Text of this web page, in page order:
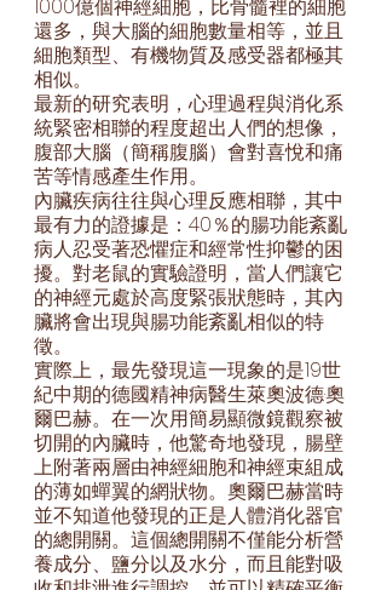
1000億個神經細胞，比骨髓裡的細胞
還多，與大腦的細胞數量相等，並且
細胞類型、有機物質及感受器都極其
相似。
最新的研究表明，心理過程與消化系
統緊密相聯的程度超出人們的想像，
腹部大腦（簡稱腹腦）會對喜悅和痛
苦等情感產生作用。
內臟疾病往往與心理反應相聯，其中
最有力的證據是：40％的腸功能紊亂
病人忍受著恐懼症和經常性抑鬱的困
擾。對老鼠的實驗證明，當人們讓它
的神經元處於高度緊張狀態時，其內
臟將會出現與腸功能紊亂相似的特
徵。
實際上，最先發現這一現象的是19世
紀中期的德國精神病醫生萊奧波德·奧
爾巴赫。在一次用簡易顯微鏡觀察被
切開的內臟時，他驚奇地發現，腸壁
上附著兩層由神經細胞和神經束組成
的薄如蟬翼的網狀物。奧爾巴赫當時
並不知道他發現的正是人體消化器官
的總開關。這個總開關不僅能分析營
養成分、鹽分以及水分，而且能對吸